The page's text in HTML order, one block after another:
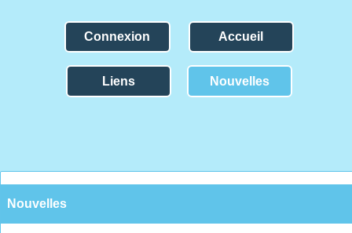
Connexion Accueil
Liens Nouvelles
Nouvelles